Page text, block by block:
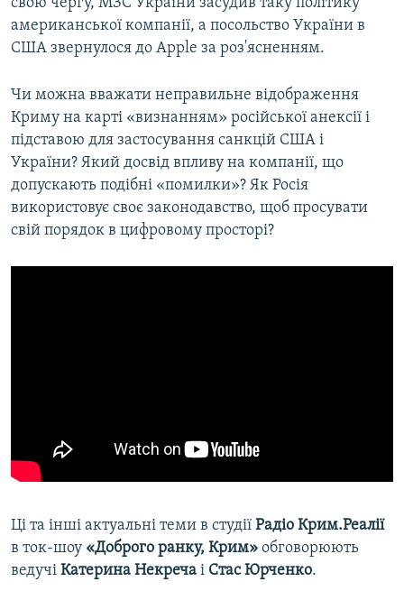
свою чергу, МЗС України засудив таку політику
американської компанії, а посольство України в
США звернулося до Apple за роз'ясненням.
Чи можна вважати неправильне відображення
Криму на карті «визнанням» російської анексії і
підставою для застосування санкцій США і
України? Який досвід впливу на компанії, що
допускають подібні «помилки»? Як Росія
використовує своє законодавство, щоб просувати
свій порядок в цифровому просторі?
Ці та інші актуальні теми в студії Радіо Крим.Реалії
в ток-шоу «Доброго ранку, Крим» обговорюють
ведучі Катерина Некреча і Стас Юрченко.